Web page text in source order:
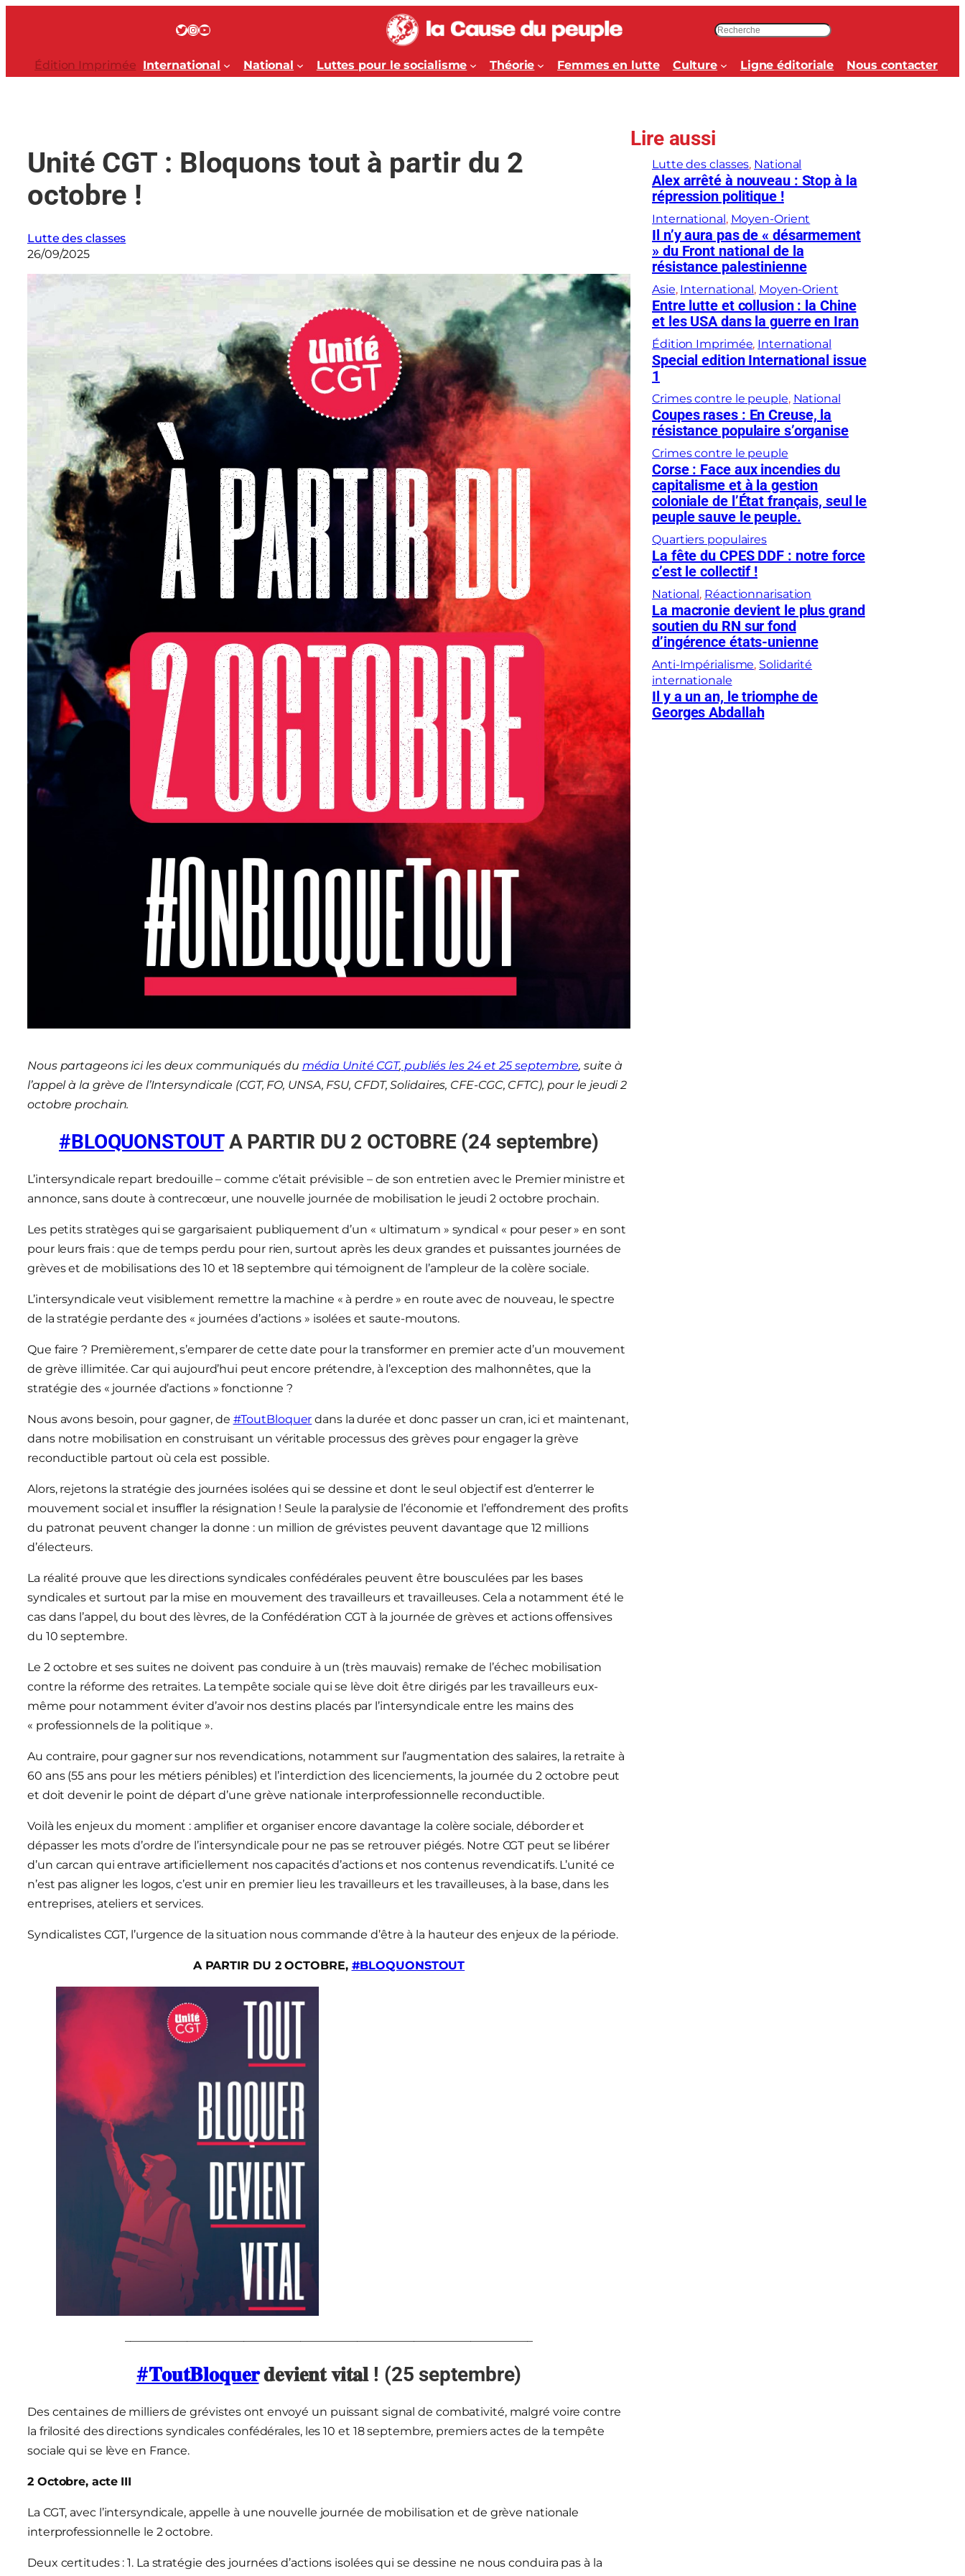
Twitter InstagramYouTube
c
h
h
r
Édition Imprimée International National Luttes pour le socialisme Théorie Femmes en lutte Culture Ligne éditoriale Nous contacter
Unité CGT : Bloquons tout à partir du 2
octobre !
Lutte des classes
26/09/2025
Nous partageons ici les deux communiqués du média Unité CGT, publiés les 24 et 25 septembre, suite à
l’appel à la grève de l’Intersyndicale (CGT, FO, UNSA, FSU, CFDT, Solidaires, CFE-CGC, CFTC), pour le jeudi 2
octobre prochain.
#BLOQUONSTOUTA PARTIR DU 2 OCTOBRE(24 septembre)
L’intersyndicale repart bredouille – comme c’était prévisible – de son entretien avec le Premier ministre et
annonce, sans doute à contrecœur, une nouvelle journée de mobilisation le jeudi 2 octobre prochain.
Les petits stratèges qui se gargarisaient publiquement d’un « ultimatum » syndical « pour peser » en sont
pour leurs frais : que de temps perdu pour rien, surtout après les deux grandes et puissantes journées de
grèves et de mobilisations des 10 et 18 septembre qui témoignent de l’ampleur de la colère sociale.
L’intersyndicale veut visiblement remettre la machine « à perdre » en route avec de nouveau, le spectre
de la stratégie perdante des « journées d’actions » isolées et saute-moutons.
Que faire ? Premièrement, s’emparer de cette date pour la transformer en premier acte d’un mouvement
de grève illimitée. Car qui aujourd’hui peut encore prétendre, à l’exception des malhonnêtes, que la
stratégie des « journée d’actions » fonctionne ?
Nous avons besoin, pour gagner, de #ToutBloquer dans la durée et donc passer un cran, ici et maintenant,
dans notre mobilisation en construisant un véritable processus des grèves pour engager la grève
reconductible partout où cela est possible.
Alors, rejetons la stratégie des journées isolées qui se dessine et dont le seul objectif est d’enterrer le
mouvement social et insuffler la résignation ! Seule la paralysie de l’économie et l’effondrement des profits
du patronat peuvent changer la donne : un million de grévistes peuvent davantage que 12 millions
d’électeurs.
La réalité prouve que les directions syndicales confédérales peuvent être bousculées par les bases
syndicales et surtout par la mise en mouvement des travailleurs et travailleuses. Cela a notamment été le
cas dans l’appel, du bout des lèvres, de la Confédération CGT à la journée de grèves et actions offensives
du 10 septembre.
Le 2 octobre et ses suites ne doivent pas conduire à un (très mauvais) remake de l’échec mobilisation
contre la réforme des retraites. La tempête sociale qui se lève doit être dirigés par les travailleurs eux-
même pour notamment éviter d’avoir nos destins placés par l’intersyndicale entre les mains des
« professionnels de la politique ».
Au contraire, pour gagner sur nos revendications, notamment sur l’augmentation des salaires, la retraite à
60 ans (55 ans pour les métiers pénibles) et l’interdiction des licenciements, la journée du 2 octobre peut
et doit devenir le point de départ d’une grève nationale interprofessionnelle reconductible.
Voilà les enjeux du moment : amplifier et organiser encore davantage la colère sociale, déborder et
dépasser les mots d’ordre de l’intersyndicale pour ne pas se retrouver piégés. Notre CGT peut se libérer
d’un carcan qui entrave artificiellement nos capacités d’actions et nos contenus revendicatifs. L’unité ce
n’est pas aligner les logos, c’est unir en premier lieu les travailleurs et les travailleuses, à la base, dans les
entreprises, ateliers et services.
Syndicalistes CGT, l’urgence de la situation nous commande d’être à la hauteur des enjeux de la période.
A PARTIR DU 2 OCTOBRE, #BLOQUONSTOUT
#𝐓𝐨𝐮𝐭𝐁𝐥𝐨𝐪𝐮𝐞𝐫𝐝𝐞𝐯𝐢𝐞𝐧𝐭 𝐯𝐢𝐭𝐚𝐥 ! (25 septembre)
Des centaines de milliers de grévistes ont envoyé un puissant signal de combativité, malgré voire contre
la frilosité des directions syndicales confédérales, les 10 et 18 septembre, premiers actes de la tempête
sociale qui se lève en France.
2 Octobre, acte III
La CGT, avec l’intersyndicale, appelle à une nouvelle journée de mobilisation et de grève nationale
interprofessionnelle le 2 octobre.
Deux certitudes : 1. La stratégie des journées d’actions isolées qui se dessine ne nous conduira pas à la
Lire aussi
Lutte des classes, National
Alex arrêté à nouveau : Stop à la
répression politique !
International, Moyen-Orient
Il n’y aura pas de « désarmement
» du Front national de la
résistance palestinienne
Asie, International, Moyen-Orient
Entre lutte et collusion : la Chine
et les USA dans la guerre en Iran
Édition Imprimée, International
Special edition International issue
1
Crimes contre le peuple, National
Coupes rases : En Creuse, la
résistance populaire s’organise
Crimes contre le peuple
Corse : Face aux incendies du
capitalisme et à la gestion
coloniale de l’État français, seul le
peuple sauve le peuple.
Quartiers populaires
La fête du CPES DDF : notre force
c’est le collectif !
National, Réactionnarisation
La macronie devient le plus grand
soutien du RN sur fond
d’ingérence états-unienne
Anti-Impérialisme, Solidarité
internationale
Il y a un an, le triomphe de
Georges Abdallah